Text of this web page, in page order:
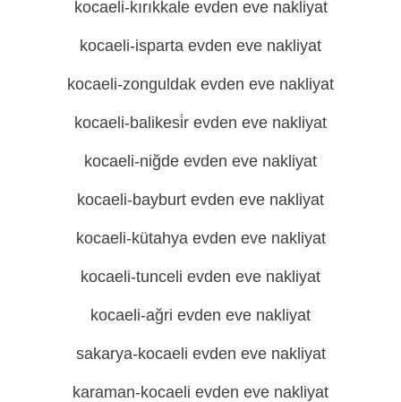
kocaeli-kırıkkale evden eve nakliyat
kocaeli-isparta evden eve nakliyat
kocaeli-zonguldak evden eve nakliyat
kocaeli-balikesi̇r evden eve nakliyat
kocaeli-niğde evden eve nakliyat
kocaeli-bayburt evden eve nakliyat
kocaeli-kütahya evden eve nakliyat
kocaeli-tunceli evden eve nakliyat
kocaeli-ağri evden eve nakliyat
sakarya-kocaeli evden eve nakliyat
karaman-kocaeli evden eve nakliyat